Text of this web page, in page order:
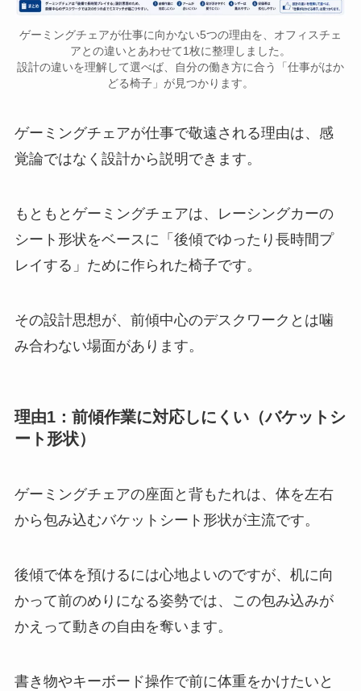
ゲーミングチェアが仕事に向かない5つの理由を、オフィスチェ
アとの違いとあわせて1枚に整理しました。
設計の違いを理解して選べば、自分の働き方に合う「仕事がはか
どる椅子」が見つかります。
ゲーミングチェアが仕事で敬遠される理由は、感
覚論ではなく設計から説明できます。
もともとゲーミングチェアは、レーシングカーの
シート形状をベースに「後傾でゆったり長時間プ
レイする」ために作られた椅子です。
その設計思想が、前傾中心のデスクワークとは噛
み合わない場面があります。
理由1：前傾作業に対応しにくい（バケットシ
ート形状）
ゲーミングチェアの座面と背もたれは、体を左右
から包み込むバケットシート形状が主流です。
後傾で体を預けるには心地よいのですが、机に向
かって前のめりになる姿勢では、この包み込みが
かえって動きの自由を奪います。
書き物やキーボード操作で前に体重をかけたいと